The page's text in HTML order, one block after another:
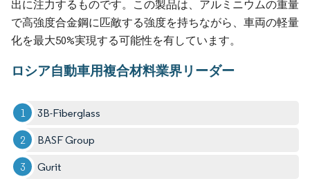
出に注力するものです。この製品は、アルミニウムの重量
で高強度合金鋼に匹敵する強度を持ちながら、車両の軽量
化を最大50%実現する可能性を有しています。
ロシア自動車用複合材料業界リーダー
3B-Fiberglass
BASF Group
Gurit